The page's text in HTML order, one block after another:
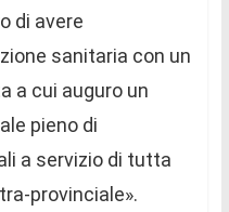
di avere
sanitaria con un
a cui auguro un
pieno di
a servizio di tutta
provinciale».